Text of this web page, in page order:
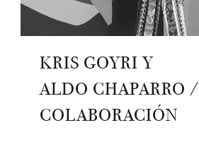
KRIS GOYRI Y
ALDO CHAPARRO /
COLABORACIÓN